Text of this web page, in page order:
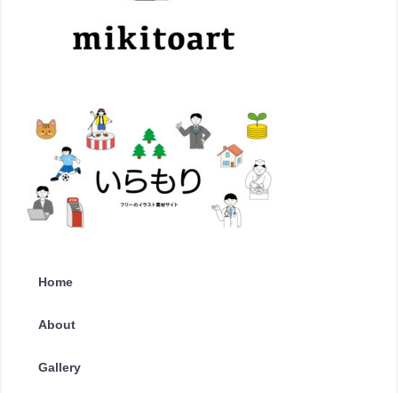
Home
About
Gallery